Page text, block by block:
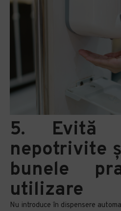
5. Evită
nepotrivite
bunele
utilizare
Nu introduce în dispensere